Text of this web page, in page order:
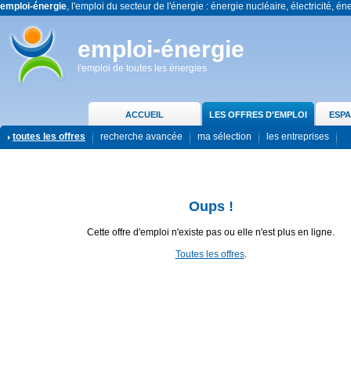
emploi-énergie, l'emploi du secteur de l'énergie : énergie nucléaire, électricité,
emploi-énergie
l'emploi de toutes les énergies
ACCUEIL LES OFFRES D'EMPLOI
toutes les offres recherche avancée ma sélection les entreprises
Oups !
Cette offre d'emploi n'existe pas ou elle n'est plus en ligne.
Toutes les offres.